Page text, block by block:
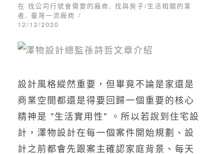
在 找公司行號會需要的廠商 , 找與房子/生活相關的業
者, 臺灣一流廠商
12/12/2020
設計風格縱然重要，但畢竟不論是家還是
商業空間都還是得要回歸一個重要的核心
精神是 "生活實用性" 。所以若說到住宅設
計，澤物設計在每一個案件開始規劃、設
計之前都會先跟案主確認家庭背景、每天